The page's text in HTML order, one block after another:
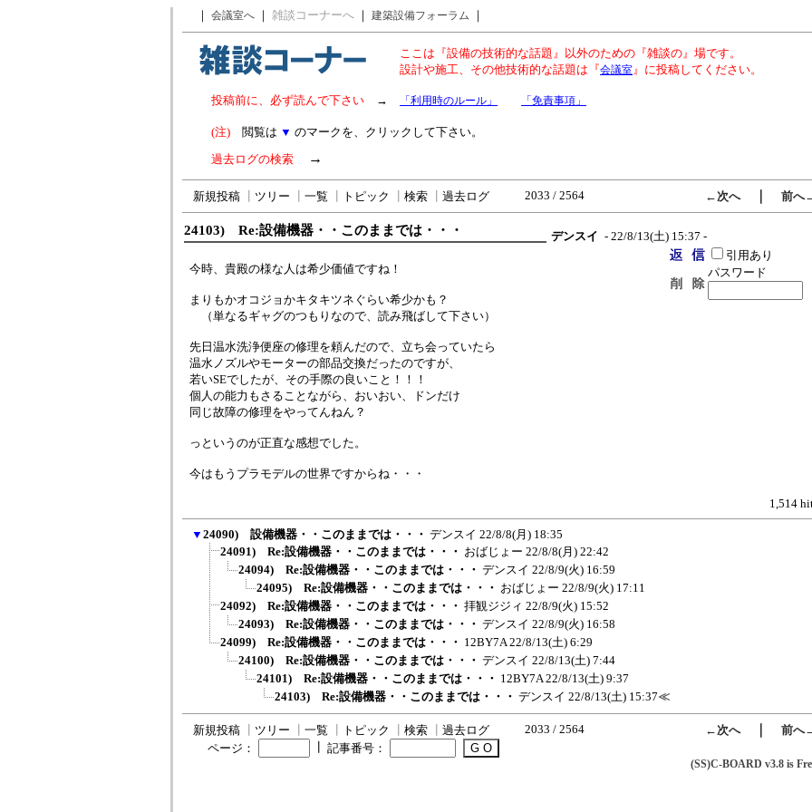
｜ 会議室へ ｜ 雑談コーナーへ ｜ 建築設備フォーラム ｜
ここは『設備の技術的な話題』以外のための『雑談の』場です。
設計や施工、その他技術的な話題は『会議室』に投稿してください。
投稿前に、必ず読んで下さい → 「利用時のルール」 「免責事項」
(注) 閲覧は ▼ のマークを、クリックして下さい。
過去ログの検索 →
新規投稿 ツリー 一覧 トピック 検索 過去ログ 2033 / 2564 ←次へ｜ 前へ
24103) Re:設備機器・・このままでは・・・ デンスイ - 22/8/13(土) 15:37 -
今時、貴殿の様な人は希少価値ですね！
まりもかオコジョかキタキツネぐらい希少かも？
（単なるギャグのつもりなので、読み飛ばして下さい）
先日温水洗浄便座の修理を頼んだので、立ち会っていたら
温水ノズルやモーターの部品交換だったのですが、
若いSEでしたが、その手際の良いこと！！！
個人の能力もさることながら、おいおい、ドンだけ
同じ故障の修理をやってんねん？
っというのが正直な感想でした。
今はもうプラモデルの世界ですからね・・・
引用あり
パスワード
1,514
▼ 24090) 設備機器・・このままでは・・・ デンスイ 22/8/8(月) 18:35
24091) Re:設備機器・・このままでは・・・ おばじょー 22/8/8(月) 22:42
24094) Re:設備機器・・このままでは・・・ デンスイ 22/8/9(火) 16:59
24095) Re:設備機器・・このままでは・・・ おばじょー 22/8/9(火) 17:11
24092) Re:設備機器・・このままでは・・・ 拝観ジジィ 22/8/9(火) 15:52
24093) Re:設備機器・・このままでは・・・ デンスイ 22/8/9(火) 16:58
24099) Re:設備機器・・このままでは・・・ 12BY7A 22/8/13(土) 6:29
24100) Re:設備機器・・このままでは・・・ デンスイ 22/8/13(土) 7:44
24101) Re:設備機器・・このままでは・・・ 12BY7A 22/8/13(土) 9:37
24103) Re:設備機器・・このままでは・・・ デンスイ 22/8/13(土) 15:37≪
新規投稿 ツリー 一覧 トピック 検索 過去ログ 2033 / 2564 ←次へ｜ 前へ
ページ：
記事番号：
(SS)C-BOARD v3.8 is